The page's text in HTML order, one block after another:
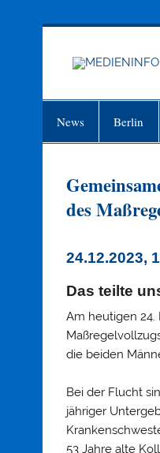
News Berlin
des
24.12.2023,
Das teilte
Am heutigen 24.
die beiden
Bei der Flucht
jähriger
53 Jahre alte